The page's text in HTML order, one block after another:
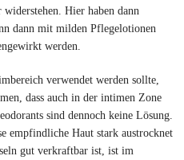
Hier haben dann
dann mit milden Pflegelotionen
werden.
verwendet werden sollte,
dass auch in der intimen Zone
sind dennoch keine Lösung.
empfindliche Haut stark austrocknet
gut verkraftbar ist, ist im